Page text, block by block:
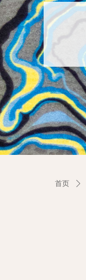
首页 ꄲ